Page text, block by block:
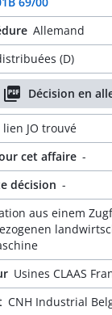
Allemand
(D)
Décision en
JO trouvé
cet affaire -
décision -
aus einem
Usines CLAAS
CNH Industrial